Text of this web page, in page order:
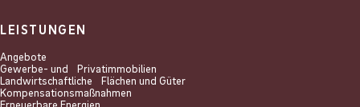
LEISTUNGEN
Angebote
Gewerbe- und Privat­immobilien
Landwirtschaftliche Flächen und Güter
Kompensations­maßnahmen
Erneuerbare Energien